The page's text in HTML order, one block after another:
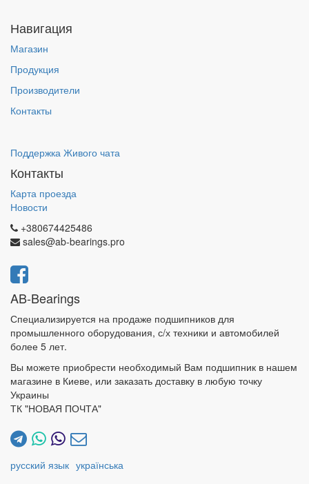
Навигация
Магазин
Продукция
Производители
Контакты
Поддержка Живого чата
Контакты
Карта проезда
Новости
+380674425486
sales@ab-bearings.pro
AB-Bearings
Специализируется на продаже подшипников для
промышленного оборудования, с/х техники и автомобилей
более 5 лет.
Вы можете приобрести необходимый Вам подшипник в нашем
магазине в Киеве, или заказать доставку в любую точку
Украины
ТК "НОВАЯ ПОЧТА"
русский язык українська